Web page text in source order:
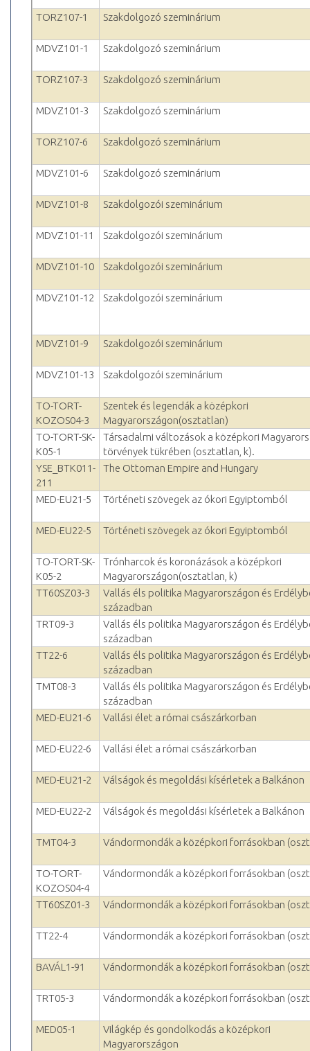
TORZ107-1 Szakdolgozó szeminárium
MDVZ101-1 Szakdolgozó szeminárium
TORZ107-3 Szakdolgozó szeminárium
MDVZ101-3 Szakdolgozó szeminárium
TORZ107-6 Szakdolgozó szeminárium
MDVZ101-6 Szakdolgozó szeminárium
MDVZ101-8 Szakdolgozói szeminárium
MDVZ101-11 Szakdolgozói szeminárium
MDVZ101-10 Szakdolgozói szeminárium
MDVZ101-12 Szakdolgozói szeminárium
MDVZ101-9 Szakdolgozói szeminárium
MDVZ101-13 Szakdolgozói szeminárium
TO-TORT-
KOZOS04-3
Szentek és legendák a középkori
Magyarországon(osztatlan)
TO-TORT-SK-
K05-1
Társadalmi változások a középkori
törvények tükrében (osztatlan, k).
YSE_BTK011-
211
The Ottoman Empire and Hungary
MED-EU21-5 Történeti szövegek az ókori Egyiptomból
MED-EU22-5 Történeti szövegek az ókori Egyiptomból
TO-TORT-SK-
K05-2
Trónharcok és koronázások a középkori
Magyarországon(osztatlan, k)
TT60SZ03-3
Vallás éls politika Magyarországon és
században
TRT09-3
Vallás éls politika Magyarországon és
században
TT22-6
Vallás éls politika Magyarországon és
században
TMT08-3
Vallás éls politika Magyarországon és
században
MED-EU21-6
Vallási élet a római császárkorban
MED-EU22-6 Vallási élet a római császárkorban
MED-EU21-2 Válságok és megoldási kísérletek a Balkánon
MED-EU22-2 Válságok és megoldási kísérletek a Balkánon
TMT04-3 Vándormondák a középkori forrásokban
TO-TORT-
KOZOS04-4
Vándormondák a középkori forrásokban
TT60SZ01-3 Vándormondák a középkori forrásokban
TT22-4 Vándormondák a középkori forrásokban
BAVÁL1-91 Vándormondák a középkori forrásokban
TRT05-3 Vándormondák a középkori forrásokban
MED05-1
Világkép és gondolkodás a középkori
Magyarországon